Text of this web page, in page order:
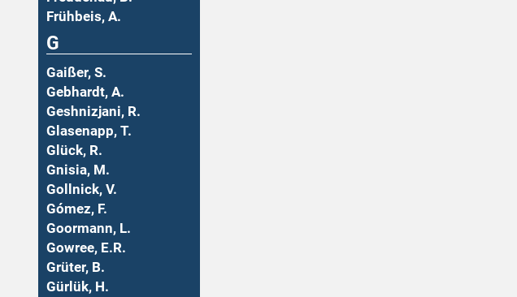
Frühbeis, A.
G
Gaißer, S.
Gebhardt, A.
Geshnizjani, R.
Glasenapp, T.
Glück, R.
Gnisia, M.
Gollnick, V.
Gómez, F.
Goormann, L.
Gowree, E.R.
Grüter, B.
Gürlük, H.